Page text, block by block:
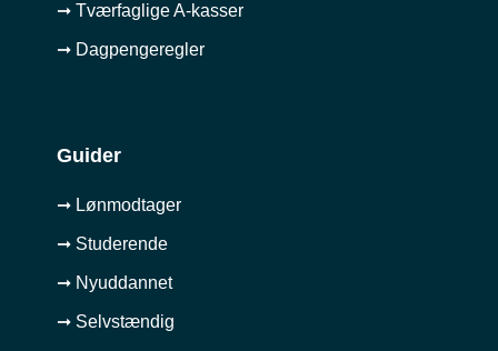
➞ Tværfaglige A-kasser
➞ Dagpengeregler
Guider
➞ Lønmodtager
➞ Studerende
➞ Nyuddannet
➞ Selvstændig